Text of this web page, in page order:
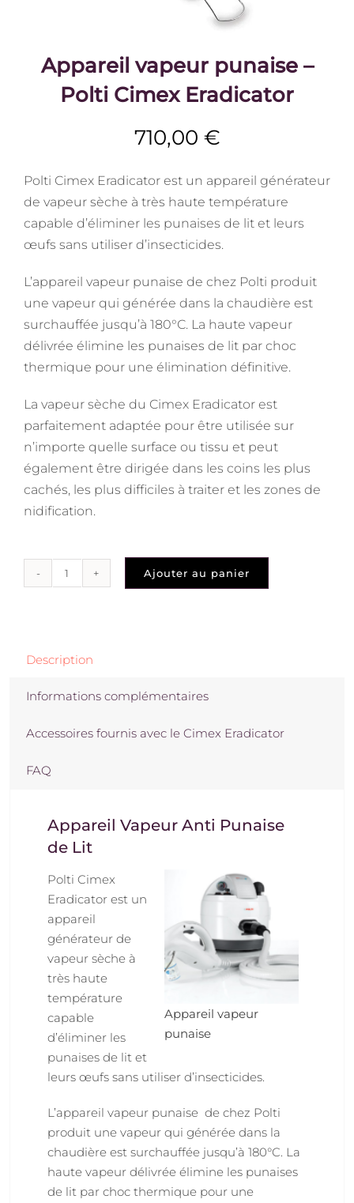
Appareil vapeur punaise –
Polti Cimex Eradicator
710,00 €
Polti Cimex Eradicator est un appareil générateur
de vapeur sèche à très haute température
capable d’éliminer les punaises de lit et leurs
œufs sans utiliser d’insecticides.
L’appareil vapeur punaise de chez Polti produit
une vapeur qui générée dans la chaudière est
surchauffée jusqu’à 180°C. La haute vapeur
délivrée élimine les punaises de lit par choc
thermique pour une élimination définitive.
La vapeur sèche du Cimex Eradicator est
parfaitement adaptée pour être utilisée sur
n’importe quelle surface ou tissu et peut
également être dirigée dans les coins les plus
cachés, les plus difficiles à traiter et les zones de
nidification.
quantité
punaise
Polti
Eradicator
Ajouter au panier
Description
Informations complémentaires
Accessoires fournis avec le Cimex Eradicator
FAQ
Appareil Vapeur Anti Punaise
de Lit
Appareil vapeur
punaise
Polti Cimex
Eradicator est un
appareil
générateur de
vapeur sèche à
très haute
température
capable
d’éliminer les
punaises de lit et
leurs œufs sans utiliser d’insecticides.
L’appareil vapeur punaise de chez Polti
produit une vapeur qui générée dans la
chaudière est surchauffée jusqu’à 180°C. La
haute vapeur délivrée élimine les punaises
de lit par choc thermique pour une